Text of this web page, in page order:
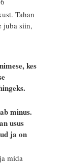
Tahan
juba siin,
kes
minus.
usus
ja on
mida